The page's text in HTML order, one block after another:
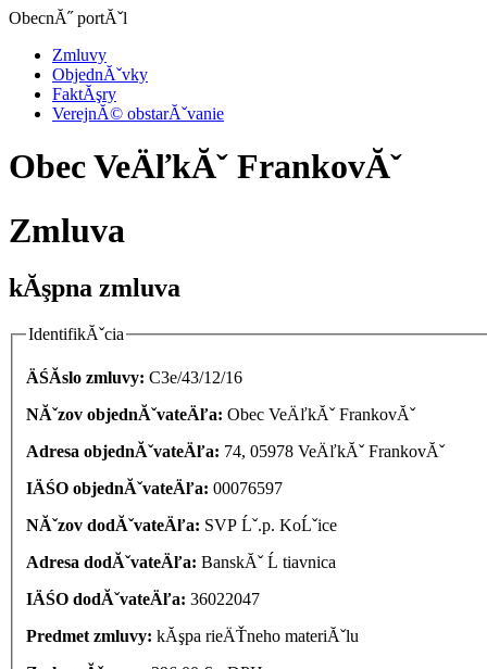
ObecnĂ˝ portĂˇl
Zmluvy
ObjednĂˇvky
FaktĂşry
VerejnĂ© obstarĂˇvanie
Obec VeÄľkĂˇ FrankovĂˇ
Zmluva
kĂşpna zmluva
IdentifikĂˇcia
ÄŚĂ­slo zmluvy: C3e/43/12/16
NĂˇzov objednĂˇvateÄľa: Obec VeÄľkĂˇ FrankovĂˇ
Adresa objednĂˇvateÄľa: 74, 05978 VeÄľkĂˇ FrankovĂˇ
IÄŚO objednĂˇvateÄľa: 00076597
NĂˇzov dodĂˇvateÄľa: SVP Ĺˇ.p. KoĹˇice
Adresa dodĂˇvateÄľa: BanskĂˇ Ĺ tiavnica
IÄŚO dodĂˇvateÄľa: 36022047
Predmet zmluvy: kĂşpa rieÄŤneho materiĂˇlu